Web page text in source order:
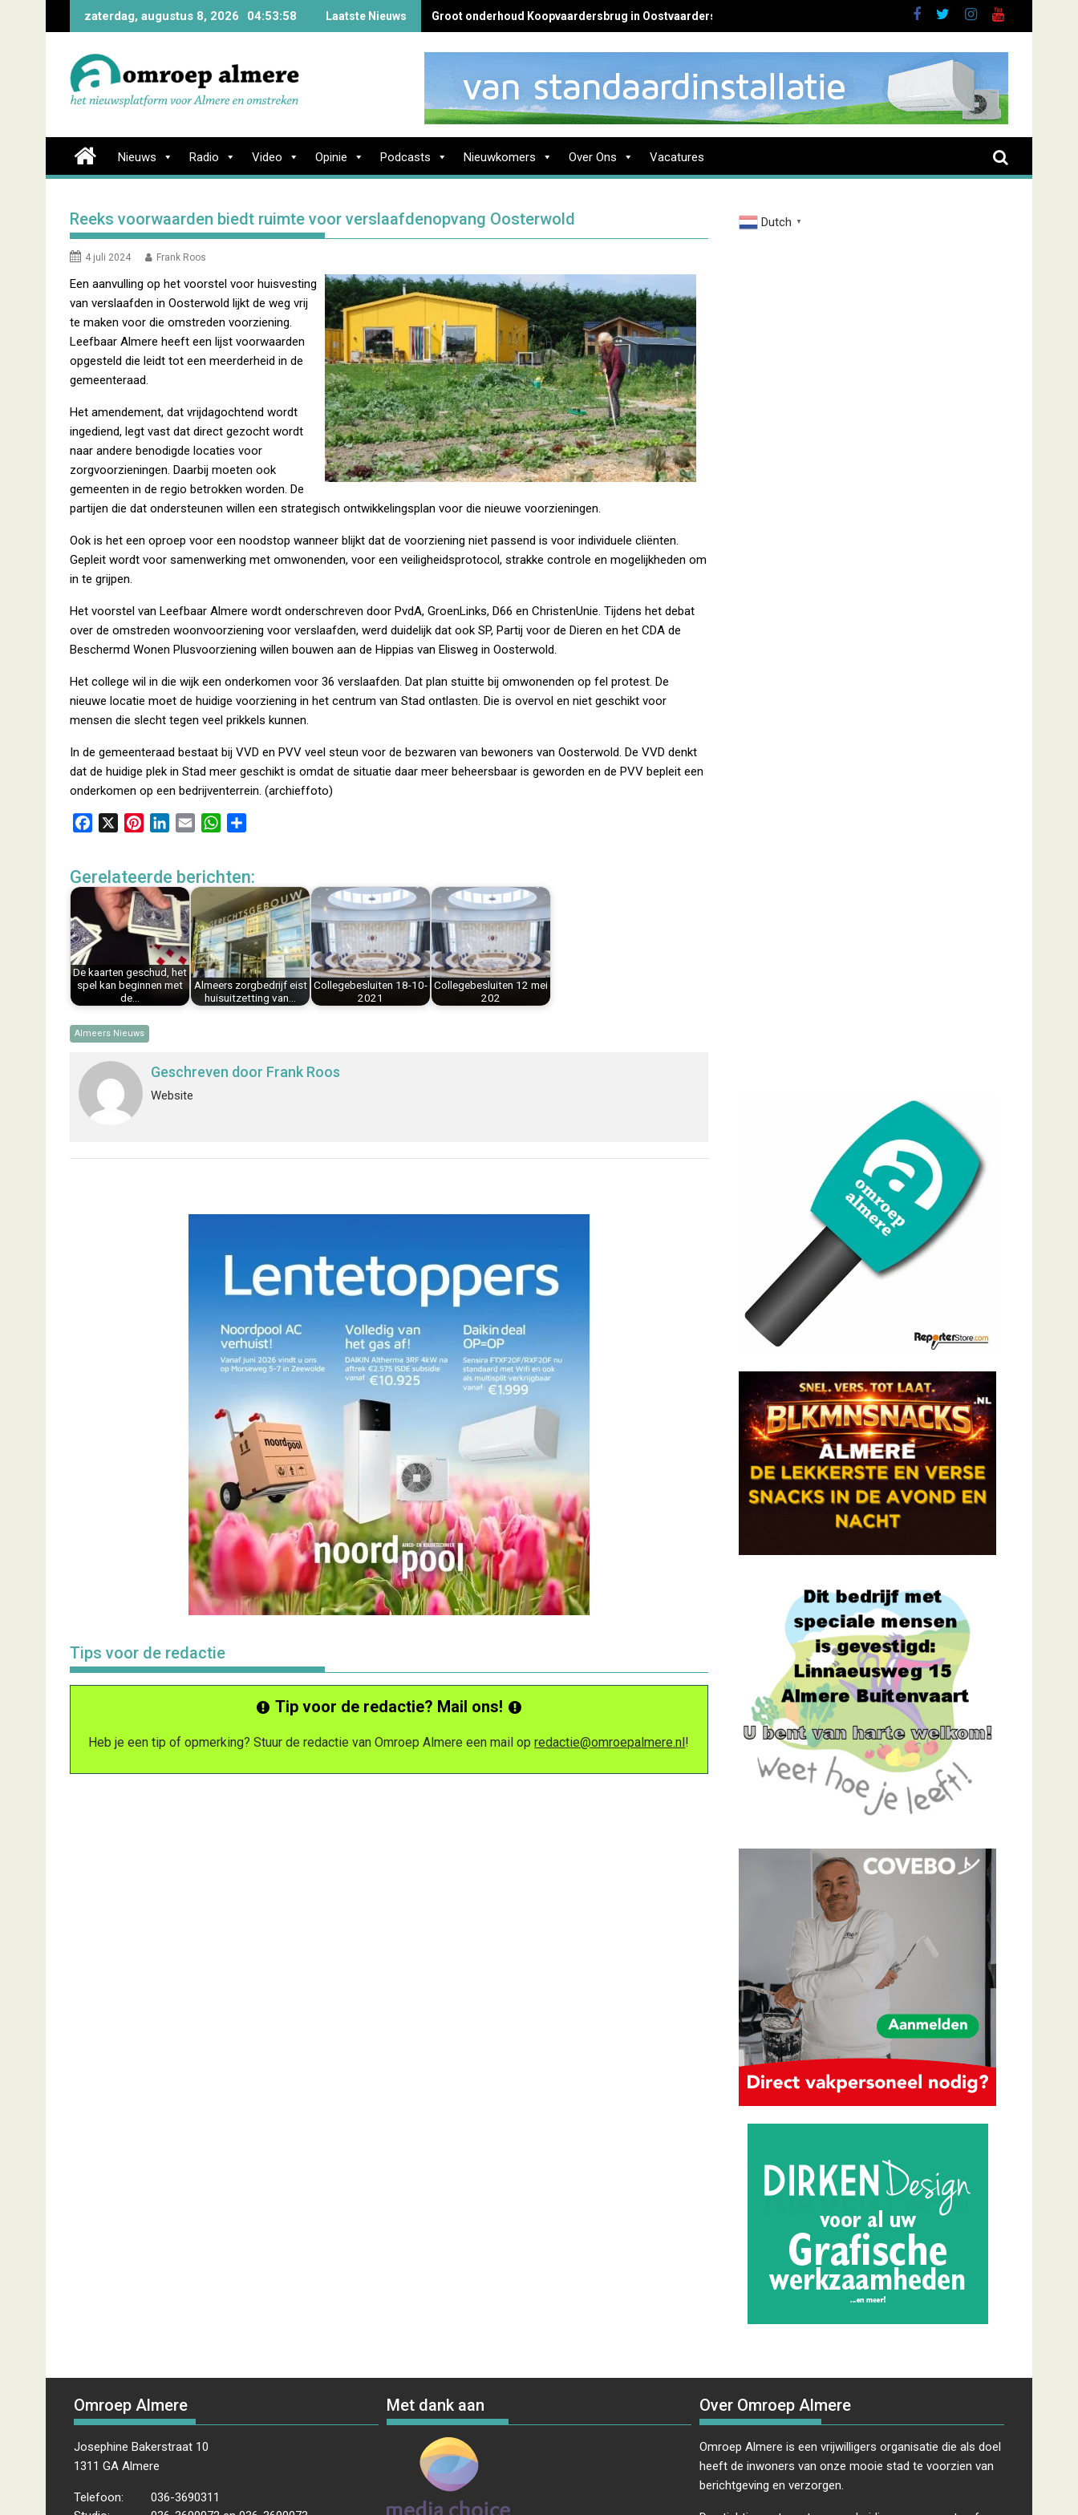
zaterdag, augustus 8, 2026 04:53:59 Laatste Nieuws Groot onderhoud Koopvaardersbrug in Oostvaardersbuurt
Nieuws Radio Video Opinie Podcasts Nieuwkomers Over Ons Vacatures
Reeks voorwaarden biedt ruimte voor verslaafdenopvang Oosterwold
4 juli 2024 Frank Roos
Een aanvulling op het voorstel voor huisvesting
van verslaafden in Oosterwold lijkt de weg vrij
te maken voor die omstreden voorziening.
Leefbaar Almere heeft een lijst voorwaarden
opgesteld die leidt tot een meerderheid in de
gemeenteraad.
Het amendement, dat vrijdagochtend wordt
ingediend, legt vast dat direct gezocht wordt
naar andere benodigde locaties voor
zorgvoorzieningen. Daarbij moeten ook
gemeenten in de regio betrokken worden. De
partijen die dat ondersteunen willen een strategisch ontwikkelingsplan voor die nieuwe voorzieningen.
Ook is het een oproep voor een noodstop wanneer blijkt dat de voorziening niet passend is voor individuele cliënten.
Gepleit wordt voor samenwerking met omwonenden, voor een veiligheidsprotocol, strakke controle en mogelijkheden om
in te grijpen.
Het voorstel van Leefbaar Almere wordt onderschreven door PvdA, GroenLinks, D66 en ChristenUnie. Tijdens het debat
over de omstreden woonvoorziening voor verslaafden, werd duidelijk dat ook SP, Partij voor de Dieren en het CDA de
Beschermd Wonen Plusvoorziening willen bouwen aan de Hippias van Elisweg in Oosterwold.
Het college wil in die wijk een onderkomen voor 36 verslaafden. Dat plan stuitte bij omwonenden op fel protest. De
nieuwe locatie moet de huidige voorziening in het centrum van Stad ontlasten. Die is overvol en niet geschikt voor
mensen die slecht tegen veel prikkels kunnen.
In de gemeenteraad bestaat bij VVD en PVV veel steun voor de bezwaren van bewoners van Oosterwold. De VVD denkt
dat de huidige plek in Stad meer geschikt is omdat de situatie daar meer beheersbaar is geworden en de PVV bepleit een
onderkomen op een bedrijventerrein. (archieffoto)
e
b
o
t
e
r
e
s
t
k
e
d
I
n
i
W
t
s
A
p
p
e
n
Gerelateerde berichten:
De kaarten geschud, het
spel kan beginnen met
de…
Almeers zorgbedrijf eist
huisuitzetting van…
Collegebesluiten 18-10-
2021
Collegebesluiten 12 mei
202
Almeers Nieuws
Geschreven door Frank Roos
Website
Tips voor de redactie
Tip voor de redactie? Mail ons!
Heb je een tip of opmerking? Stuur de redactie van Omroep Almere een mail opredactie@omroepalmere.nl!
Dutch ▼
Omroep Almere
Josephine Bakerstraat 10
1311 GA Almere
Telefoon:
036-3690311
Met dank aan Over Omroep Almere
Omroep Almere is een vrijwilligers organisatie die als doel
heeft de inwoners van onze mooie stad te voorzien van
berichtgeving en verzorgen.